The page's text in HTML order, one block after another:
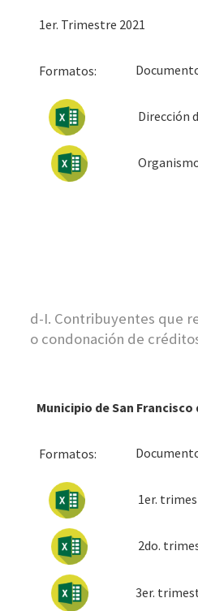
1er. Trimestre 2021
Formatos:
Dirección
d-I. Contribuyentes que
o condonación de
Municipio de San Francisco
Formatos:
1er.
2do.
3er.